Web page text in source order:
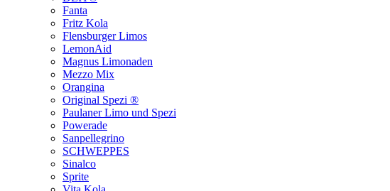
Fanta
Fritz Kola
Flensburger Limos
LemonAid
Magnus Limonaden
Mezzo Mix
Orangina
Original Spezi ®
Paulaner Limo und Spezi
Powerade
Sanpellegrino
SCHWEPPES
Sinalco
Sprite